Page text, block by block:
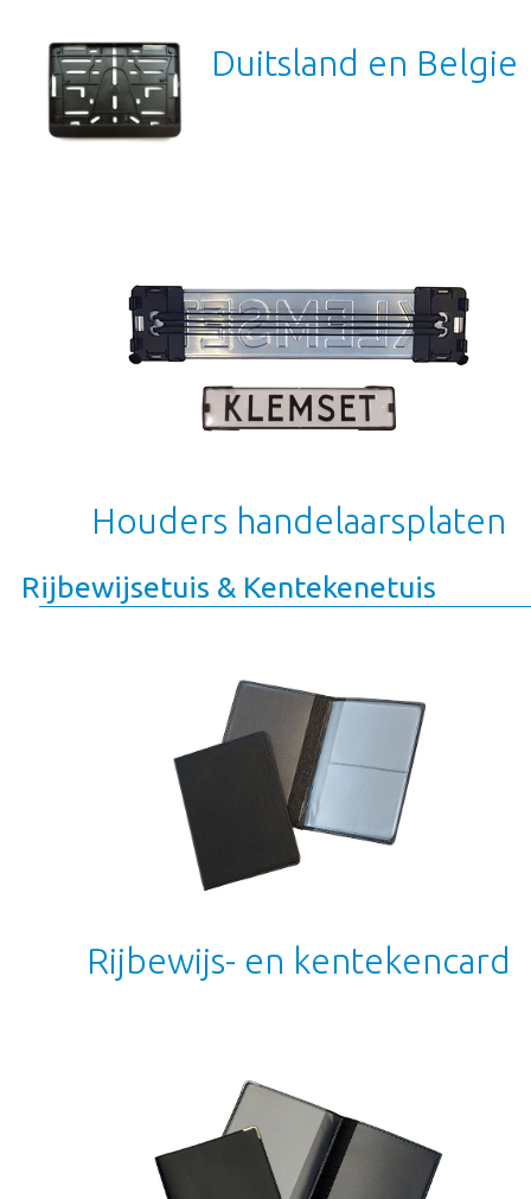
Duitsland en Belgie
Houders handelaarsplaten
Rijbewijsetuis & Kentekenetuis
Rijbewijs- en kentekencard